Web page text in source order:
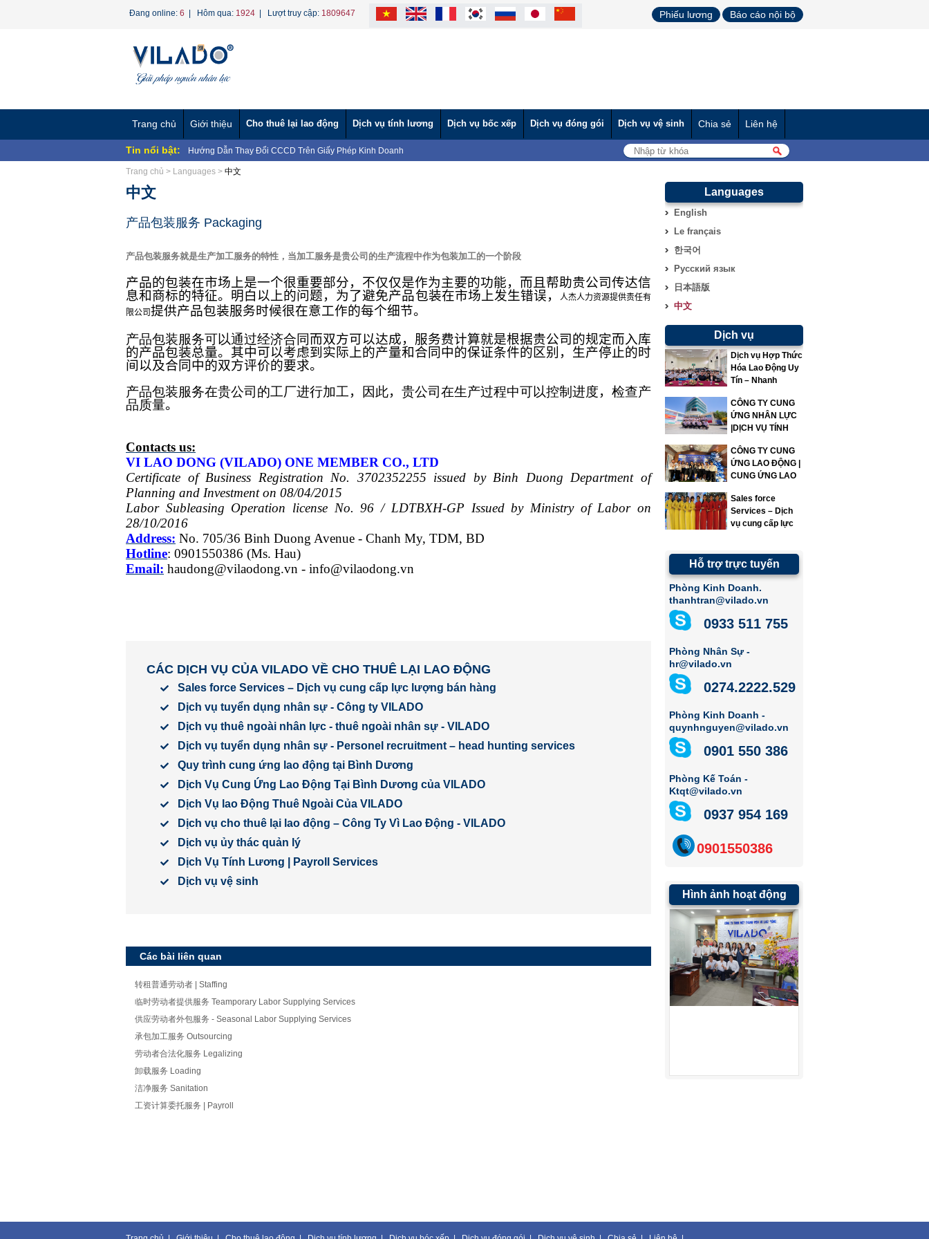
Đang online: 6 | Hôm qua: 1924 | Lượt truy cập: 1809647 Phiếu lương Báo cáo nội bộ
Trang chủ Giới thiệu Cho thuê lại lao động Dịch vụ tính lương Dịch vụ bốc xếp Dịch vụ đóng gói Dịch vụ vệ sinh Chia sẻ Liên hệ
Tin nổi bật:
Hướng Dẫn Thay Đổi CCCD Trên Giấy Phép Kinh Doanh
NHÂN...
Chương trình "Giọt nước nghĩa tình" hỗ trợ nước ngọt cho người dân vùng hạn mặn.
VỀ...
CÔNG TY TNHH MTV VÌ LAO ĐỘNG THAM GIA NGÀY HỘI VIỆC LÀM TẠI TÂY NINH (Lần 2)
Dịch vụ Hợp Thức Hóa Lao Động Uy Tín – Nhanh Chóng – Đúng Quy Định | Vì Lao Động
Phương án tinh gọn bộ máy Bộ Giáo dục và Đào tạo theo Báo cáo 219
Trang chủ > Languages > 中文
中文
产品包装服务 Packaging
产品包装服务就是生产加工服务的特性，当加工服务是贵公司的生产流程中作为包装加工的一个阶段
产品的包装在市场上是一个很重要部分，不仅仅是作为主要的功能，而且帮助贵公司传达信
息和商标的特征。明白以上的问题，为了避免产品包装在市场上发生错误，
人杰人力资源提供责任有
限公司 提供产品包装服务时候很在意工作的每个细节。
产品包装服务可以通过经济合同而双方可以达成，服务费计算就是根据贵公司的规定而入库
的产品包装总量。其中可以考虑到实际上的产量和合同中的保证条件的区别，生产停止的时
间以及合同中的双方评价的要求。
产品包装服务在贵公司的工厂进行加工 ， 因此， 贵公司在生产过程中可以控制进度， 检查产
品质量。
Contacts us:
VI LAO DONG (VILADO) ONE MEMBER CO., LTD
Certificate of Business Registration No. 3702352255 issued by Binh Duong Department of
Planning and Investment on 08/04/2015
Labor Subleasing Operation license No. 96 / LDTBXH-GP Issued by Ministry of Labor on
28/10/2016
Address: No. 705/36 Binh Duong Avenue - Chanh My, TDM, BD
Hotline: 0901550386 (Ms. Hau)
Email: haudong@vilaodong.vn - info@vilaodong.vn
CÁC DỊCH VỤ CỦA VILADO VỀ CHO THUÊ LẠI LAO ĐỘNG
Sales force Services – Dịch vụ cung cấp lực lượng bán hàng
Dịch vụ tuyển dụng nhân sự - Công ty VILADO
Dịch vụ thuê ngoài nhân lực - thuê ngoài nhân sự - VILADO
Dịch vụ tuyển dụng nhân sự - Personel recruitment – head hunting services
Quy trình cung ứng lao động tại Bình Dương
Dịch Vụ Cung Ứng Lao Động Tại Bình Dương của VILADO
Dịch Vụ lao Động Thuê Ngoài Của VILADO
Dịch vụ cho thuê lại lao động – Công Ty Vì Lao Động - VILADO
Dịch vụ ủy thác quản lý
Dịch Vụ Tính Lương | Payroll Services
Dịch vụ vệ sinh
Các bài liên quan
转租普通劳动者 | Staffing
临时劳动者提供服务 Teamporary Labor Supplying Services
供应劳动者外包服务 - Seasonal Labor Supplying Services
承包加工服务 Outsourcing
劳动者合法化服务 Legalizing
卸载服务 Loading
洁净服务 Sanitation
工资计算委托服务 | Payroll
Languages
English
Le français
한국어
Русский язык
日本語版
中文
Dịch vụ
Dịch vụ Hợp Thức
Hóa Lao Động Uy
Tín – Nhanh
Quy Định | Vì Lao
Động
CÔNG TY CUNG
ỨNG NHÂN LỰC
|DỊCH VỤ TÍNH
CÔNG TY CUNG
ỨNG LAO ĐỘNG |
CUNG ỨNG LAO
Sales force
Services – Dịch
vụ cung cấp lực
Hỗ trợ trực tuyến
Phòng Kinh Doanh.
thanhtran@vilado.vn
0933 511 755
Phòng Nhân Sự -
hr@vilado.vn
0274.2222.529
Phòng Kinh Doanh -
quynhnguyen@vilado.vn
0901 550 386
Phòng Kế Toán -
Ktqt@vilado.vn
0937 954 169
0901550386
Hình ảnh hoạt động